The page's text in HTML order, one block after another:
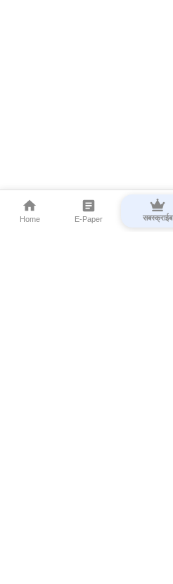
Home E-Paper सबस्क्राईब